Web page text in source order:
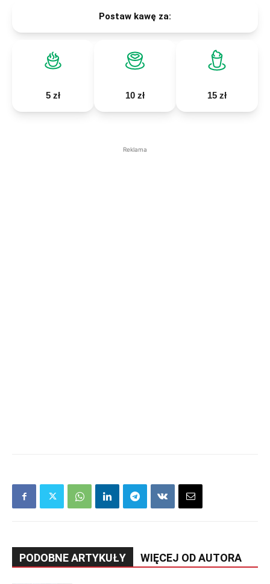
Postaw kawę za:
5 zł 10 zł 15 zł
Reklama
PODOBNE ARTYKUŁY WIĘCEJ OD AUTORA